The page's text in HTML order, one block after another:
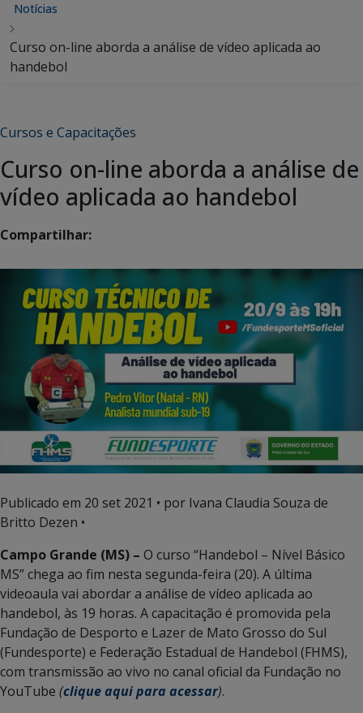
Notícias
Curso on-line aborda a análise de vídeo aplicada ao
handebol
Cursos e Capacitações
Curso on-line aborda a análise de
vídeo aplicada ao handebol
Compartilhar:
Publicado em 20 set 2021 • por Ivana Claudia Souza de
Britto Dezen •
Campo Grande (MS) – O curso “Handebol – Nível Básico
MS” chega ao fim nesta segunda-feira (20). A última
videoaula vai abordar a análise de vídeo aplicada ao
handebol, às 19 horas. A capacitação é promovida pela
Fundação de Desporto e Lazer de Mato Grosso do Sul
(Fundesporte) e Federação Estadual de Handebol (FHMS),
com transmissão ao vivo no canal oficial da Fundação no
YouTube (clique aqui para acessar).